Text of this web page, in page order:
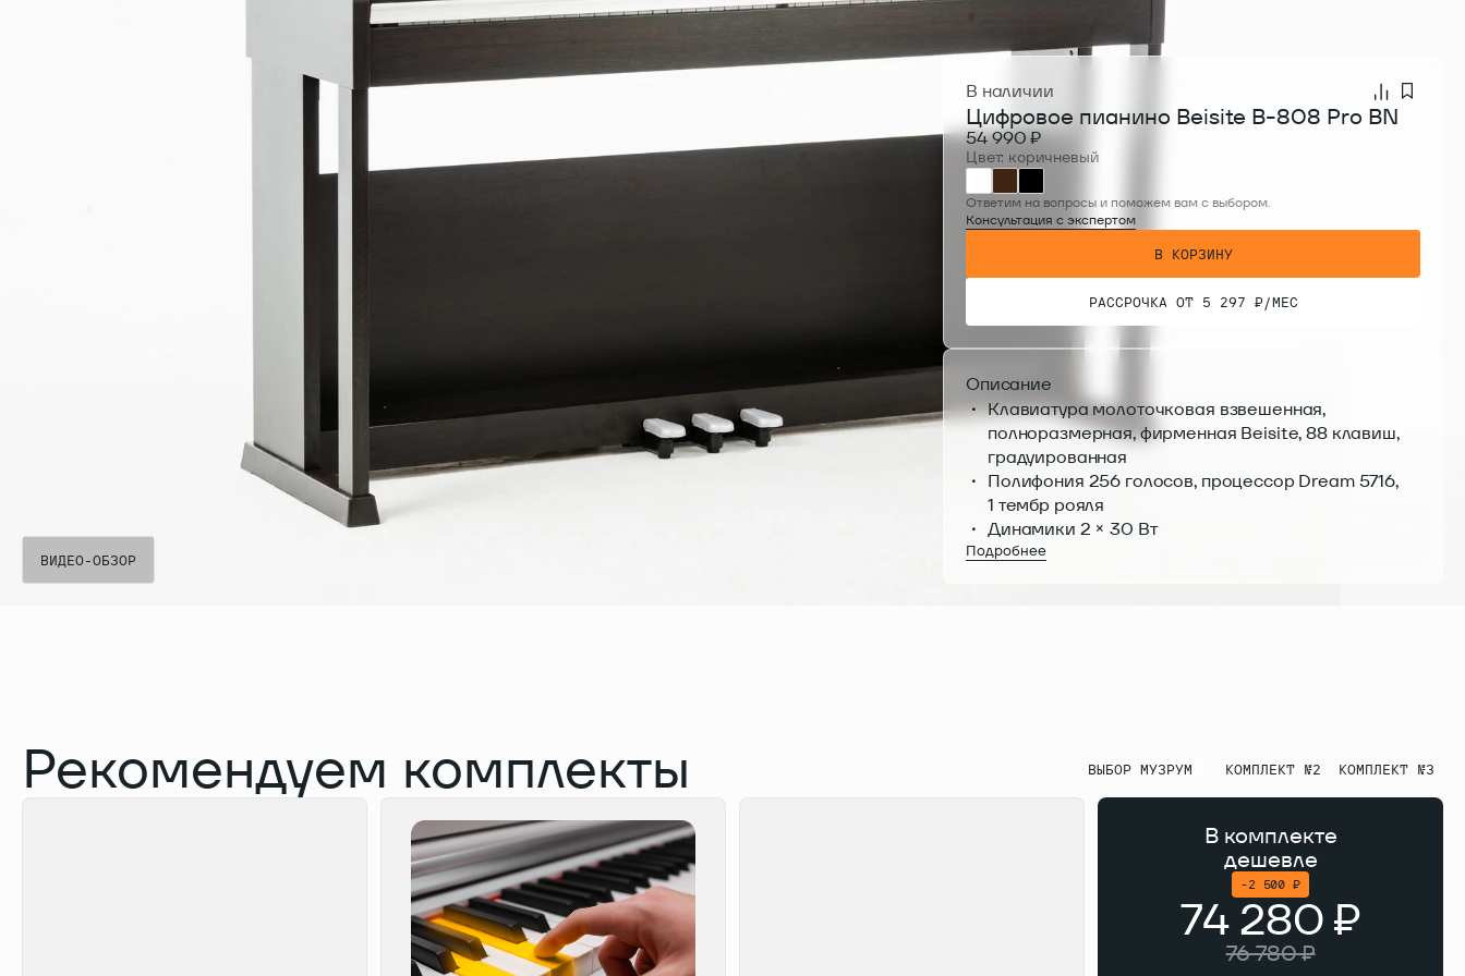
ВИДЕО-ОБЗОР
В наличии
Цифровое пианино Beisite B-808 Pro BN
54 990 ₽
Цвет: коричневый
Ответим на вопросы и поможем вам с выбором.
Консультация с экспертом
В КОРЗИНУ
В КОРЗИНУ
РАССРОЧКА ОТ 5 297 ₽/МЕС
Описание
Клавиатура молоточковая взвешенная,
полноразмерная, фирменная Beisite, 88 клавиш,
градуированная
Полифония 256 голосов, процессор Dream 5716,
1 тембр рояля
Динамики 2 × 30 Вт
Bluetooth, USB-MIDI, линейный вход и линейный
Подробнее
Рекомендуем комплекты ВЫБОР МУЗРУМ КОМПЛЕКТ №2 КОМПЛЕКТ №3
В комплекте
дешевле
-2 500 ₽
74 280 ₽
76 780 ₽